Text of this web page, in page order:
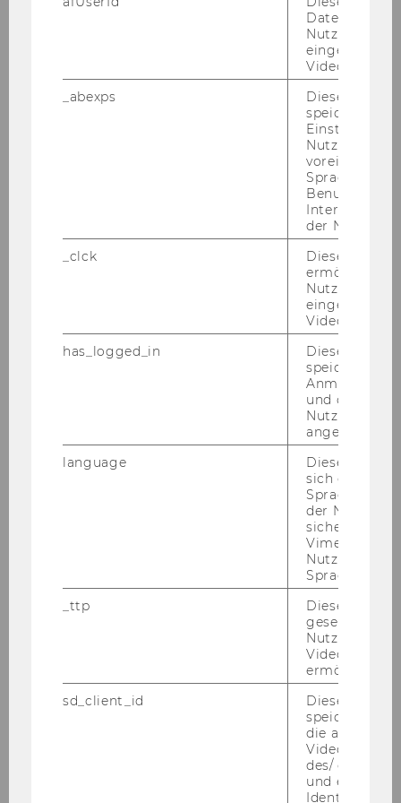
Erfahrung mit Matlab oder Mathematica,
Bitte bewerben Sie sich auf unserer
Ende der Bewerbungsfrist: 14. Mai 2014
Oktober 2013
Dezember 2013
Daten von
Videos
_abexps
Dieses Cookie
speichert
Nutzer*in, zB.
Sprache,
der Nutzer*in
_clck
Dieses Cookie
ermöglicht
Nutzung des
Video Players
has_logged_in
Dieses Cookie
speichert
und ob sich
Nutzer*in
angemeldet
language
Dieses
sich die
der
Vimeo in der
Nutzer
Sprache
_ttp
Dieser
gesetzt, um
Nutzung des
Videoplayers
ermöglichen
sd_client_id
Dieses Cookie
speichert
die aktuellen
des/ der
und einen